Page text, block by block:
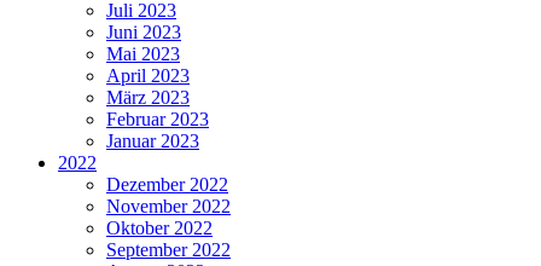
Juli 2023
Juni 2023
Mai 2023
April 2023
März 2023
Februar 2023
Januar 2023
2022
Dezember 2022
November 2022
Oktober 2022
September 2022